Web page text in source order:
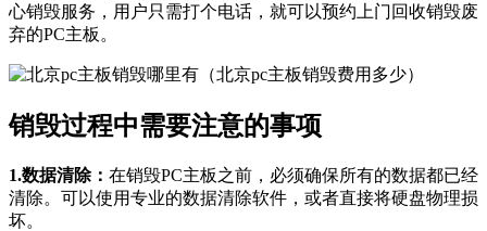
心销毁服务，用户只需打个电话，就可以预约上门回收销毁废
弃的PC主板。
销毁过程中需要注意的事项
1.数据清除： 在销毁PC主板之前，必须确保所有的数据都已经
清除。可以使用专业的数据清除软件，或者直接将硬盘物理损
坏。